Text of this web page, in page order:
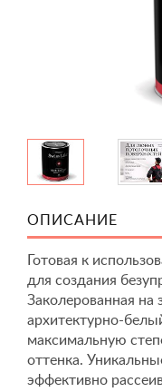
ОПИСАНИЕ
Готовая к
для создания
Заколерованная на
архитектурно-
максимальную
оттенка.
эффективно